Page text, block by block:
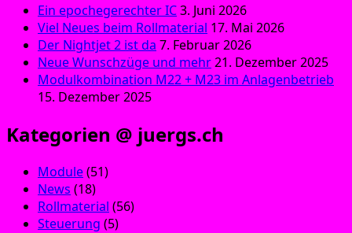
Ein epochegerechter IC3. Juni 2026
Viel Neues beim Rollmaterial 17. Mai 2026
Der Nightjet 2 ist da 7. Februar 2026
Neue Wunschzüge und mehr21. Dezember 2025
Modulkombination M22 + M23 im Anlagenbetrieb
15. Dezember 2025
Kategorien @ juergs.ch
Module(51)
News (18)
Rollmaterial (56)
Steuerung (5)